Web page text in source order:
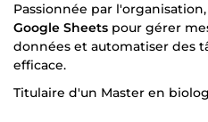
Passionnée par
Google Sheets pour gérer
données et automatiser des
efficace.
Titulaire d'un Master en